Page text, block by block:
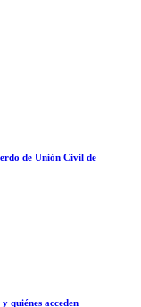
de Unión Civil de
quiénes acceden